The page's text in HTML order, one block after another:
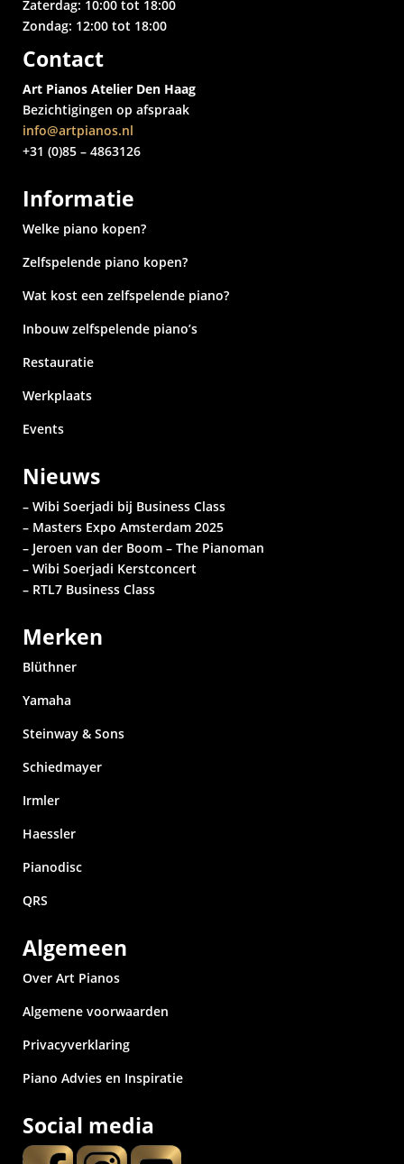
Zaterdag: 10:00 tot 18:00
Zondag: 12:00 tot 18:00
Contact
Art Pianos Atelier Den Haag
Bezichtigingen op afspraak
info@artpianos.nl
+31 (0)85 – 4863126
Informatie
Welke piano kopen?
Zelfspelende piano kopen?
Wat kost een zelfspelende piano?
Inbouw zelfspelende piano’s
Restauratie
Werkplaats
Events
Nieuws
– Wibi Soerjadi bij Business Class
– Masters Expo Amsterdam 2025
– Jeroen van der Boom – The Pianoman
– Wibi Soerjadi Kerstconcert
– RTL7 Business Class
Merken
Blüthner
Yamaha
Steinway & Sons
Schiedmayer
Irmler
Haessler
Pianodisc
QRS
Algemeen
Over Art Pianos
Algemene voorwaarden
Privacyverklaring
Piano Advies en Inspiratie
Social media